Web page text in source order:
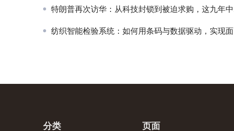
特朗普再次访华：从科技封锁到被迫求购，这九年中美科技发生了什么
纺织智能检验系统：如何用条码与数据驱动，实现面料品质与仓储革命？
分类 页面